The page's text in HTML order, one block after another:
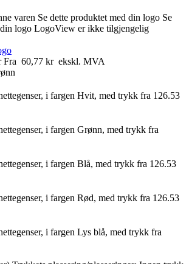
varen Se dette produktet med din logo Se
logo LogoView er ikke tilgjengelig
Fra 60,77 kr ekskl. MVA